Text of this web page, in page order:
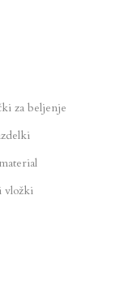
za beljenje
vložki